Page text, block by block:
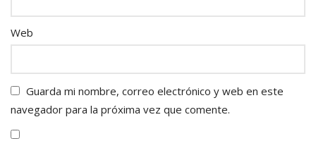
Web
Guarda mi nombre, correo electrónico y web en este
navegador para la próxima vez que comente.